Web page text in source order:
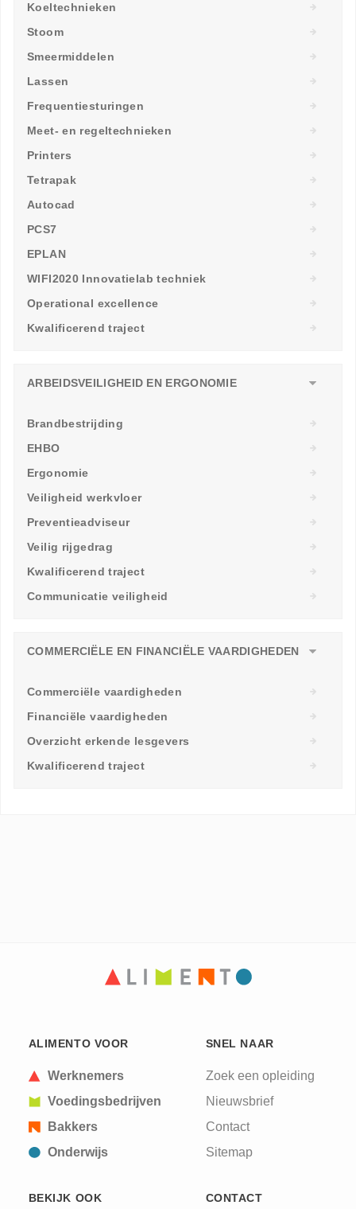
Koeltechnieken
Stoom
Smeermiddelen
Lassen
Frequentiesturingen
Meet- en regeltechnieken
Printers
Tetrapak
Autocad
PCS7
EPLAN
WIFI2020 Innovatielab techniek
Operational excellence
Kwalificerend traject
ARBEIDSVEILIGHEID EN ERGONOMIE
Brandbestrijding
EHBO
Ergonomie
Veiligheid werkvloer
Preventieadviseur
Veilig rijgedrag
Kwalificerend traject
Communicatie veiligheid
COMMERCIËLE EN FINANCIËLE VAARDIGHEDEN
Commerciële vaardigheden
Financiële vaardigheden
Overzicht erkende lesgevers
Kwalificerend traject
ALIMENTO VOOR
Werknemers
Voedingsbedrijven
Bakkers
Onderwijs
SNEL NAAR
Zoek een opleiding
Nieuwsbrief
Contact
Sitemap
BEKIJK OOK CONTACT